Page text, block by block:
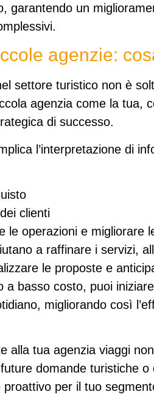
garantendo un
agenzie:
settore turistico non è
agenzia come la tua,
di successo.
l’interpretazione di
clienti
le operazioni e migliorare
a raffinare i servizi,
le proposte e
basso costo, puoi
migliorando così
alla tua agenzia viaggi
domande turistiche o
per il tuo